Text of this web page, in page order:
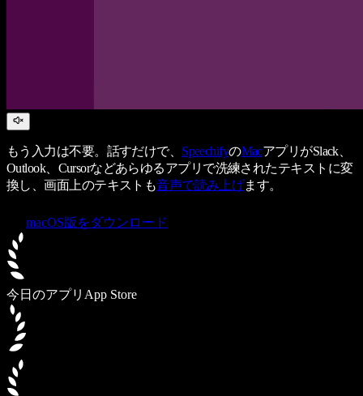
もう入力は不要。話すだけで、 SpeechifyのMacアプリがSlack、
Outlook、Cursorなどあらゆるアプリで洗練されたテキストに変
換し、画面上のテキストも音声で読み上げます。
macOS版をダウンロード
今日のアプリ App Store